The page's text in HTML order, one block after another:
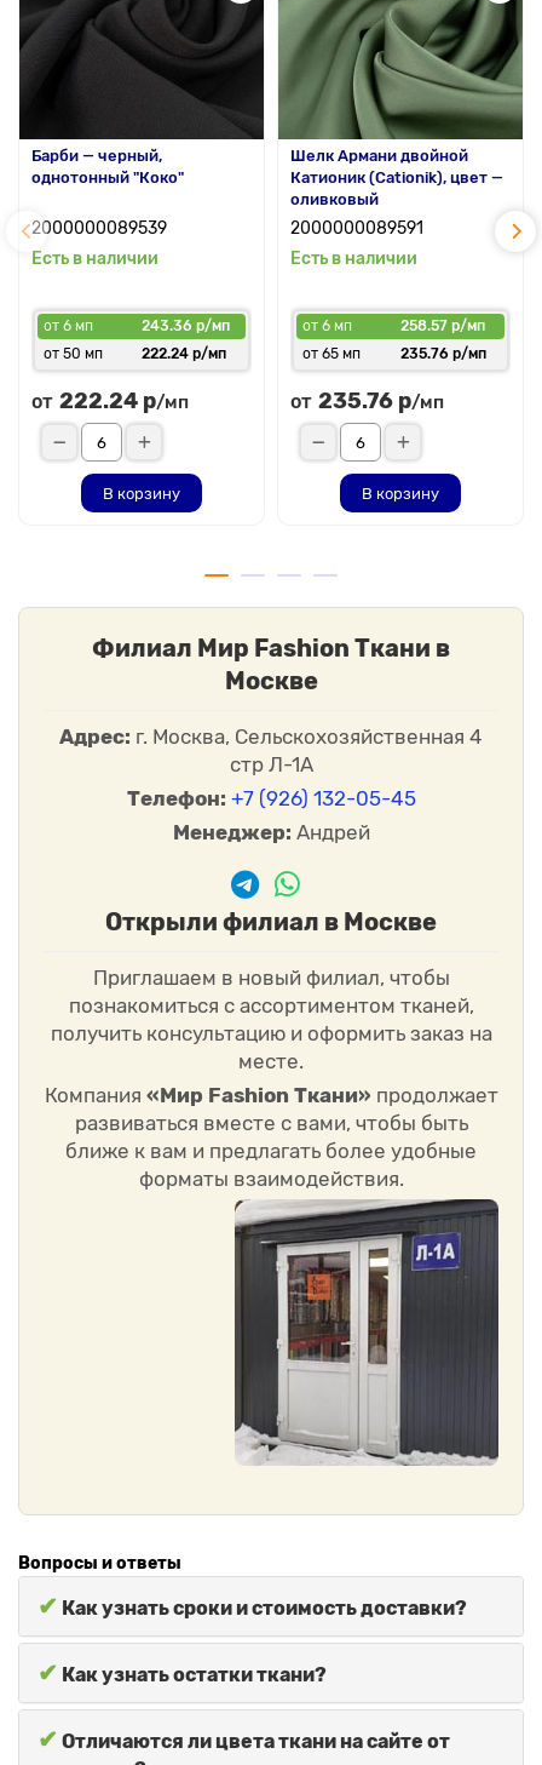
Барби — черный,
однотонный "Коко"
2000000089539
Есть в наличии
от 6 мп
243.36 р/мп
от 50 мп
222.24 р/мп
от 222.24 р/мп
В корзину
Шелк Армани двойной
Катионик (Cationik), цвет —
оливковый
2000000089591
Есть в наличии
от 6 мп
258.57 р/мп
от 65 мп
235.76 р/мп
от 235.76 р/мп
В корзину
Филиал Мир Fashion Ткани в
Москве
Адрес: г. Москва, Сельскохозяйственная 4
стр Л-1А
Телефон: +7 (926) 132-05-45
Менеджер: Андрей
Открыли филиал в Москве
Приглашаем в новый филиал, чтобы
познакомиться с ассортиментом тканей,
получить консультацию и оформить заказ на
месте.
Компания «Мир Fashion Ткани» продолжает
развиваться вместе с вами, чтобы быть
ближе к вам и предлагать более удобные
форматы взаимодействия.
Вопросы и ответы
✔ Как узнать сроки и стоимость доставки?
✔ Как узнать остатки ткани?
✔ Отличаются ли цвета ткани на сайте от